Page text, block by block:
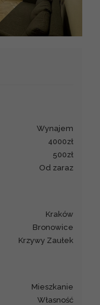
CARTO
wynajem
4000zł
500zł
od zaraz
Kraków
Bronowice
Krzywy Zaułek
mieszkanie
Własność